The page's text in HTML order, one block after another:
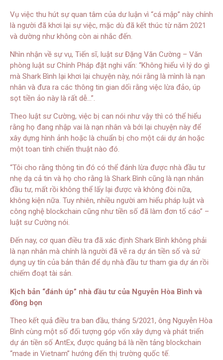
Vụ việc thu hút sự quan tâm của dư luận vì “cá mập” này chính
là người đã khơi lại sự việc, mặc dù đã kết thúc từ năm 2021
và dường như không còn ai nhắc đến.
Nhìn nhận về sự vụ, Tiến sĩ, luật sư Đặng Văn Cường – Văn
phòng luật sư Chính Pháp đặt nghi vấn: “Không hiểu vì lý do gì
mà Shark Bình lại khơi lại chuyện này, nói rằng là mình là nạn
nhân và đưa ra các thông tin gian dối rằng việc lừa đảo, úp
sọt tiền ảo này là rất dễ…”.
Theo luật sư Cường, việc bị can nói như vậy thì có thể hiểu
rằng họ đang nhập vai là nạn nhân và bới lại chuyện này để
xây dựng hình ảnh hoặc là chuẩn bị cho một cái dự án hoặc
một toan tính chiến thuật nào đó.
“Tôi cho rằng thông tin đó có thể đánh lừa được nhà đầu tư
nhẹ dạ cả tin và họ cho rằng là Shark Bình cũng là nạn nhân
đầu tư, mất rồi không thể lấy lại được và không đòi nữa,
không kiện nữa. Tuy nhiên, nhiều người am hiểu pháp luật và
công nghệ blockchain cũng như tiền số đã làm đơn tố cáo” –
luật sư Cường nói.
Đến nay, cơ quan điều tra đã xác định Shark Bình không phải
là nạn nhân mà chính là người đã vẽ ra dự án tiền số và sử
dụng uy tín của bản thân để dụ nhà đầu tư tham gia dự án rồi
chiếm đoạt tài sản.
Kịch bản “đánh úp” nhà đầu tư của Nguyễn Hòa Bình và
đồng bọn
Theo kết quả điều tra ban đầu, tháng 5/2021, ông Nguyễn Hòa
Bình cùng một số đối tượng góp vốn xây dựng và phát triển
dự án tiền số AntEx, được quảng bá là nền tảng blockchain
“made in Vietnam” hướng đến thị trường quốc tế.